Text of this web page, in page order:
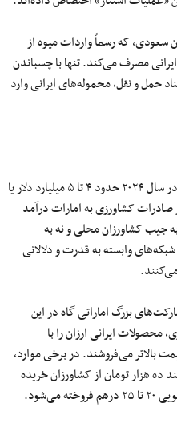
که رسماً واردات میوه از
مصرف می‌کند. تنها با چسباندن
حمل‌ و نقل، محموله‌های ایرانی وارد
برآوردها نشان می‌دهد جمهوری اسلامی در سال ۲۰۲۴ حدود ۴ تا ۵ میلیارد دلار یا
تومان از صادرات کشاورزی به امارات درآمد
جیب کشاورزان محلی و نه به
وابسته به قدرت و دلالانی
بزرگ اماراتی گاه در این
ایرانی ارزان را با
بالاتر می‌فروشند. در برخی موارد،
ده هزار تومان از کشاورزان خریده